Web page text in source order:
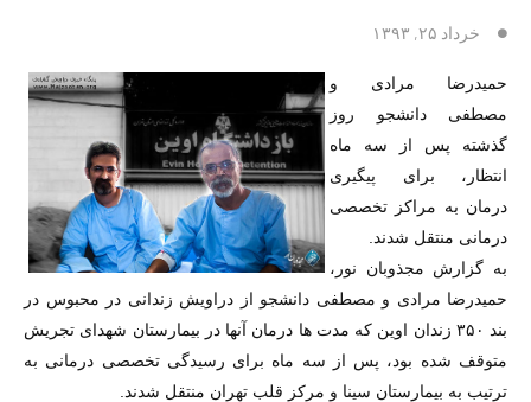
خرداد ۲۵, ۱۳۹۳
حمیدرضا مرادی و
مصطفی دانشجو روز
گذشته پس از سه ماه
انتظار، برای پیگیری
درمان به مراکز تخصصی
درمانی منتقل شدند.
به گزارش مجذوبان نور،
حمیدرضا مرادی و مصطفی دانشجو از دراویش زندانی در محبوس در
بند ۳۵۰ زندان اوین که مدت ها درمان آنها در بیمارستان شهدای تجریش
متوقف شده بود، پس از سه ماه برای رسیدگی تخصصی درمانی به
ترتیب به بیمارستان سینا و مرکز قلب تهران منتقل شدند.